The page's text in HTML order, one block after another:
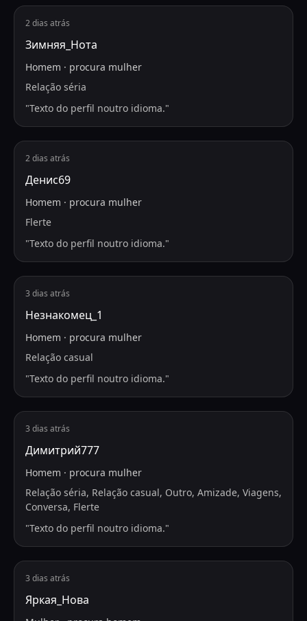
2 dias atrás
Зимняя_Нота
Homem · procura mulher
Relação séria
"Texto do perfil noutro idioma."
2 dias atrás
Денис69
Homem · procura mulher
Flerte
"Texto do perfil noutro idioma."
3 dias atrás
Незнакомец_1
Homem · procura mulher
Relação casual
"Texto do perfil noutro idioma."
3 dias atrás
Димитрий777
Homem · procura mulher
Relação séria, Relação casual, Outro, Amizade, Viagens,
Conversa, Flerte
"Texto do perfil noutro idioma."
3 dias atrás
Яркая_Нова